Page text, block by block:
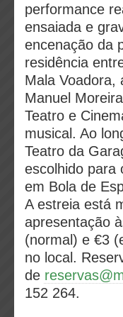
performance
ensaiada e
encenação da
residência
Mala Voadora,
Manuel
Teatro e
musical. Ao
Teatro da
escolhido para
em Bola de
A estreia está
apresentação
(normal) e €3
no local.
de
152 264.